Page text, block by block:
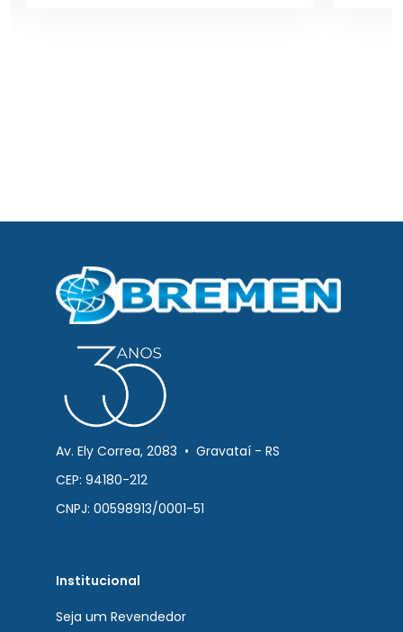
Av. Ely Correa, 2083 • Gravataí - RS
CEP: 94180-212
CNPJ: 00598913/0001-51
Institucional
Seja um Revendedor